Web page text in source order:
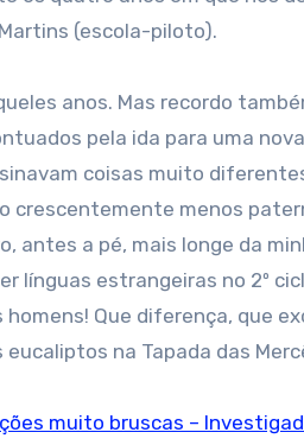
(escola-piloto).
anos. Mas recordo
pela ida para uma
coisas muito
crescentemente menos
antes a pé, mais longe da
línguas estrangeiras no 2º
Que diferença, que
na Tapada das
muito bruscas –